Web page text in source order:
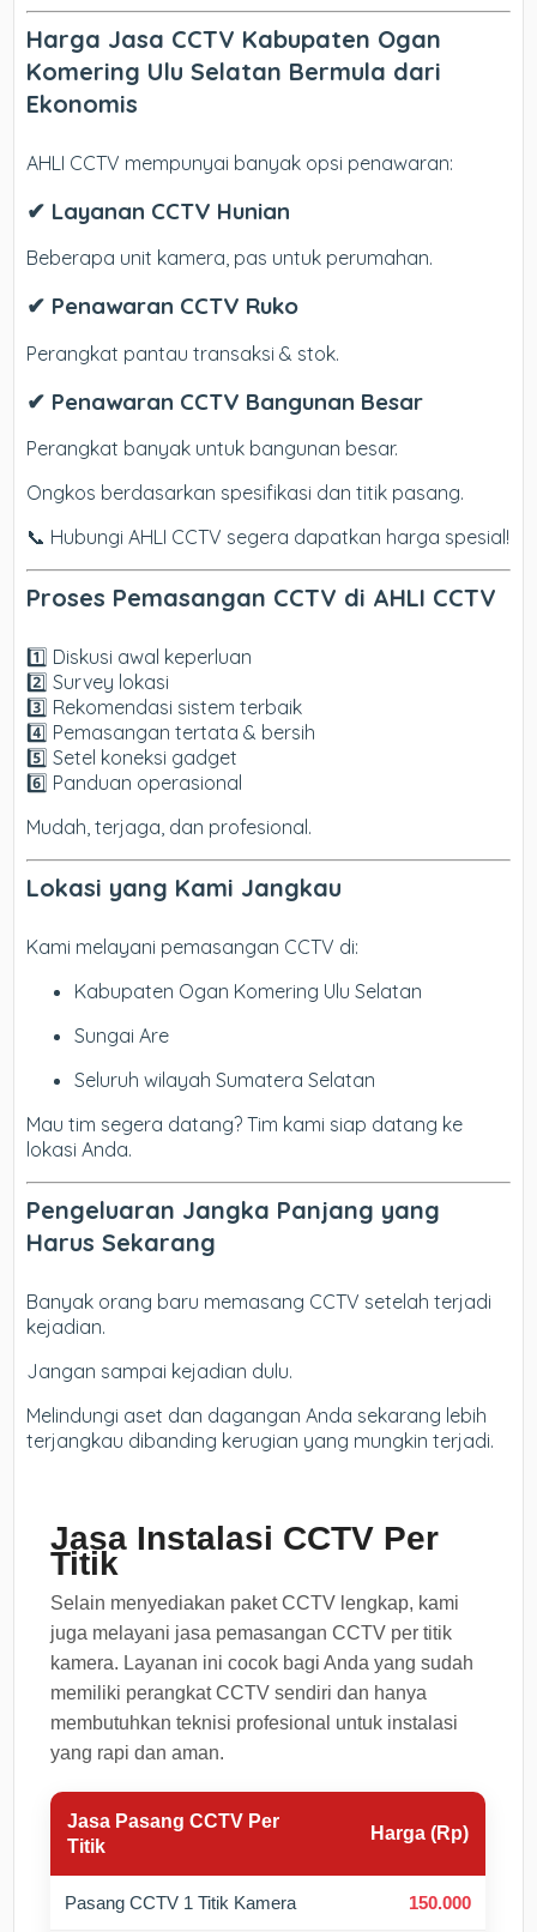
Harga Jasa CCTV Kabupaten Ogan
Komering Ulu Selatan Bermula dari
Ekonomis
AHLI CCTV mempunyai banyak opsi penawaran:
✔ Layanan CCTV Hunian
Beberapa unit kamera, pas untuk perumahan.
✔ Penawaran CCTV Ruko
Perangkat pantau transaksi & stok.
✔ Penawaran CCTV Bangunan Besar
Perangkat banyak untuk bangunan besar.
Ongkos berdasarkan spesifikasi dan titik pasang.
📞 Hubungi AHLI CCTV segera dapatkan harga spesial!
Proses Pemasangan CCTV di AHLI CCTV
1️⃣ Diskusi awal keperluan
2️⃣ Survey lokasi
3️⃣ Rekomendasi sistem terbaik
4️⃣ Pemasangan tertata & bersih
5️⃣ Setel koneksi gadget
6️⃣ Panduan operasional
Mudah, terjaga, dan profesional.
Lokasi yang Kami Jangkau
Kami melayani pemasangan CCTV di:
Kabupaten Ogan Komering Ulu Selatan
Sungai Are
Seluruh wilayah Sumatera Selatan
Mau tim segera datang? Tim kami siap datang ke
lokasi Anda.
Pengeluaran Jangka Panjang yang
Harus Sekarang
Banyak orang baru memasang CCTV setelah terjadi
kejadian.
Jangan sampai kejadian dulu.
Melindungi aset dan dagangan Anda sekarang lebih
terjangkau dibanding kerugian yang mungkin terjadi.
Jasa Instalasi CCTV Per
Titik
Selain menyediakan paket CCTV lengkap, kami
juga melayani jasa pemasangan CCTV per titik
kamera. Layanan ini cocok bagi Anda yang sudah
memiliki perangkat CCTV sendiri dan hanya
membutuhkan teknisi profesional untuk instalasi
yang rapi dan aman.
Jasa Pasang CCTV Per
Titik
Harga (Rp)
Pasang CCTV 1 Titik Kamera 150.000